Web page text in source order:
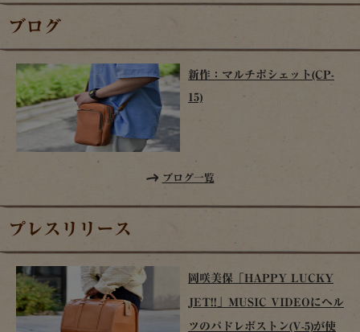
ブログ
新作：マルチポシェット(CP-
15)
ブログ一覧
プレスリリース
岡咲美保「HAPPY LUCKY
JET!!」MUSIC VIDEOにヘル
ツのパドレボストン(V-5)が使